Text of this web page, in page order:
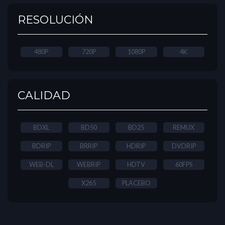
RESOLUCIÓN
480P 720P 1080P 4K
CALIDAD
BDXL BD50 BD25 REMUX
BDRIP BRRIP HDRIP DVDRIP
WEB-DL WEBRIP HDTV 60FPS
X265 PLACEBO